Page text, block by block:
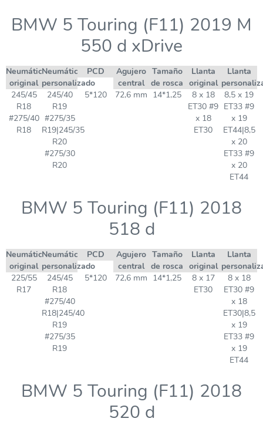
BMW 5 Touring (F11) 2019 M
550 d xDrive
Neumático
original
Neumático
personalizado
PCD
Agujero
central
Tamaño
de rosca
Llanta
original
Llanta
245/45
R18
#275/40
R18
245/40
R19
#275/35
R19|245/35
R20
#275/30
R20
5*120 72,6 mm 14*1,25
8 x 18
ET30 #9
x 18
ET30
8,5 x 19
ET33 #9
x 19
ET44|8,5
x 20
ET33 #9
x 20
ET44
BMW 5 Touring (F11) 2018
518 d
Neumático
original
Neumático
personalizado
PCD
Agujero
central
Tamaño
de rosca
Llanta
original
Llanta
225/55
R17
245/45
R18
#275/40
R18|245/40
R19
#275/35
R19
5*120 72,6 mm 14*1,25
8 x 17
ET30
8 x 18
ET30 #9
x 18
ET30|8,5
x 19
ET33 #9
x 19
ET44
BMW 5 Touring (F11) 2018
520 d